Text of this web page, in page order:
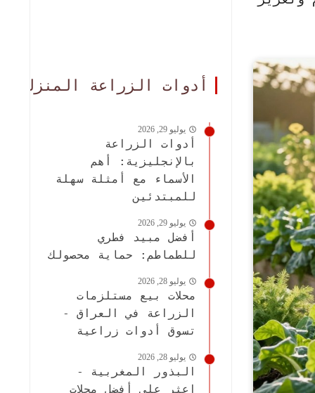
أدوات الزراعة المنزلية
يوليو 29, 2026
أدوات الزراعة
بالإنجليزية: أهم
الأسماء مع أمثلة سهلة
للمبتدئين
يوليو 29, 2026
أفضل مبيد فطري
للطماطم: حماية محصولك
يوليو 28, 2026
محلات بيع مستلزمات
الزراعة في العراق -
تسوق أدوات زراعية
يوليو 28, 2026
البذور المغربية -
اعثر على أفضل محلات